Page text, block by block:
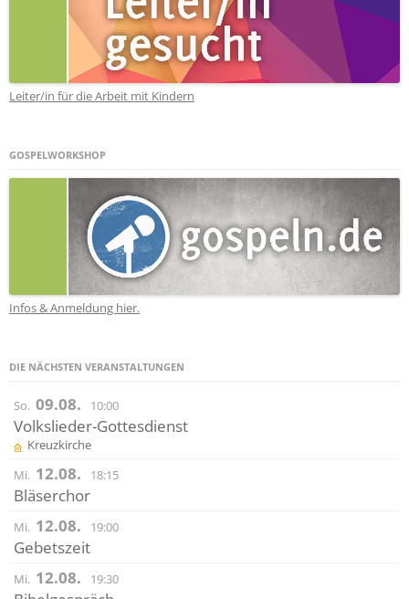
Leiter/in für die Arbeit mit Kindern
GOSPELWORKSHOP
Infos & Anmeldung hier.
DIE NÄCHSTEN VERANSTALTUNGEN
So. 09.08. 10:00
Volkslieder-Gottesdienst
Kreuzkirche
Mi. 12.08. 18:15
Bläserchor
Mi. 12.08. 19:00
Gebetszeit
Mi. 12.08. 19:30